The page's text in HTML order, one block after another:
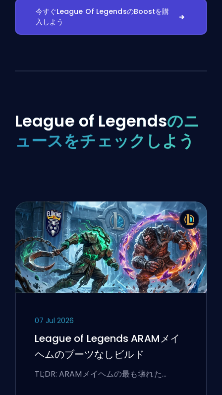
今すぐLeague Of LegendsのBoostを購
入しよう
League of Legendsのニ
ュースをチェックしよう
07 Jul 2026
League of Legends ARAMメイ
ヘムのブーツなしビルド
TL;DR: ARAMメイヘムの最も壊れた…